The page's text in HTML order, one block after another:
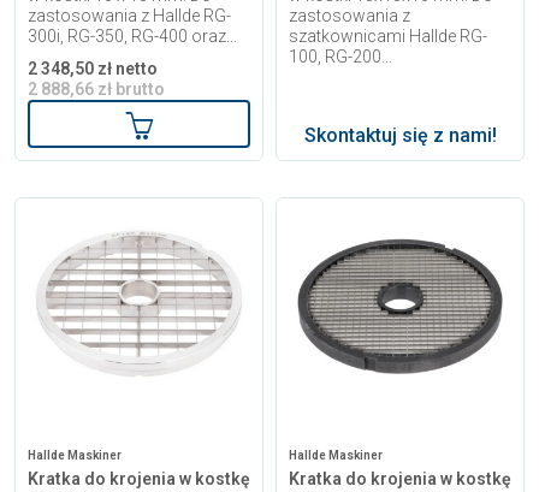
zastosowania z Hallde RG-
300i, RG-350, RG-400 oraz...
2 348,50 zł netto
2 888,66 zł brutto
Dodaj do koszyka
zastosowania z
szatkownicami Hallde RG-
100, RG-200...
Skontaktuj się z nami!
Hallde Maskiner
Kratka do krojenia w kostkę
Hallde Maskiner
Kratka do krojenia w kostkę